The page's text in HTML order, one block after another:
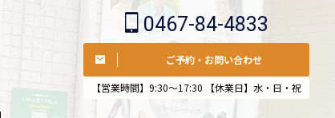
0467-84-4833
ご予約・お問い合わせ
【営業時間】9:30〜17:30 【休業日】水・日・祝